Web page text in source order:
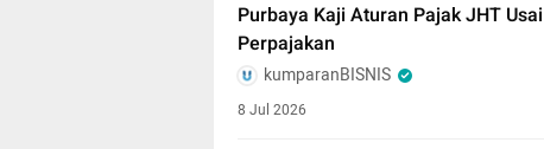
Purbaya Kaji Aturan Pajak JHT
Perpajakan
kumparanBISNIS
8 Jul 2026